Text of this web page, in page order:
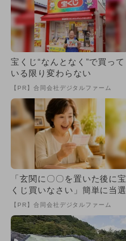
宝くじ“なんとなく”で買って
いる限り変わらない
【PR】合同会社デジタルファーム
「玄関に〇〇を置いた後に宝
くじ買いなさい」簡単に当選
【PR】合同会社デジタルファーム